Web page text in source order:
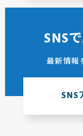
SNS
最新情報
SNS